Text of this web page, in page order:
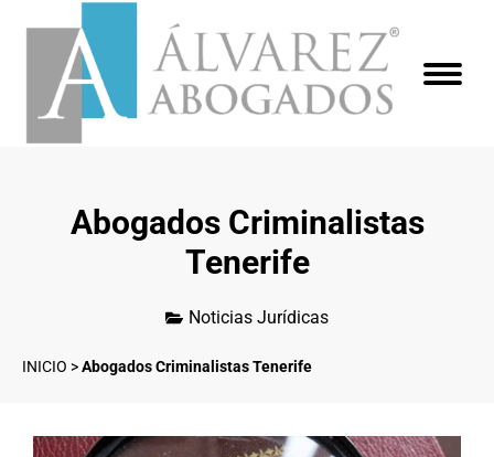
Abogados Criminalistas
Tenerife
Noticias Jurídicas
INICIO >Abogados Criminalistas Tenerife